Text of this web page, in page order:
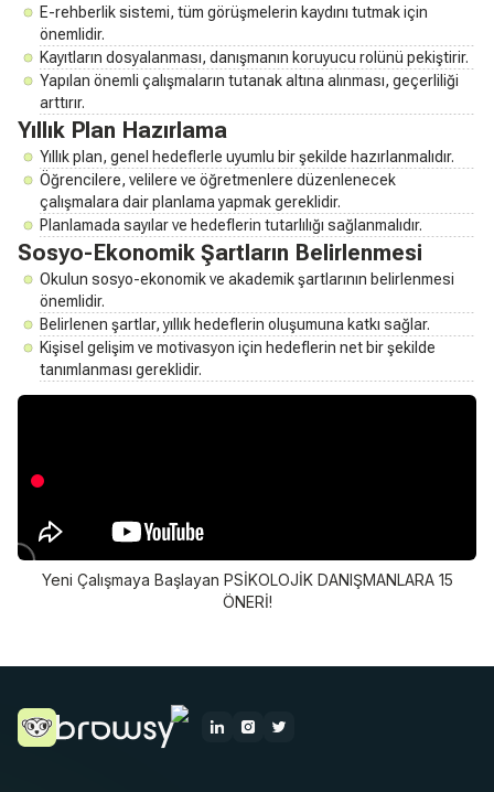
E-rehberlik sistemi, tüm görüşmelerin kaydını tutmak için
önemlidir.
Kayıtların dosyalanması, danışmanın koruyucu rolünü pekiştirir.
Yapılan önemli çalışmaların tutanak altına alınması, geçerliliği
arttırır.
Yıllık Plan Hazırlama
Yıllık plan, genel hedeflerle uyumlu bir şekilde hazırlanmalıdır.
Öğrencilere, velilere ve öğretmenlere düzenlenecek
çalışmalara dair planlama yapmak gereklidir.
Planlamada sayılar ve hedeflerin tutarlılığı sağlanmalıdır.
Sosyo-Ekonomik Şartların Belirlenmesi
Okulun sosyo-ekonomik ve akademik şartlarının belirlenmesi
önemlidir.
Belirlenen şartlar, yıllık hedeflerin oluşumuna katkı sağlar.
Kişisel gelişim ve motivasyon için hedeflerin net bir şekilde
tanımlanması gereklidir.
Yeni Çalışmaya Başlayan PSİKOLOJİK DANIŞMANLARA 15
ÖNERİ!